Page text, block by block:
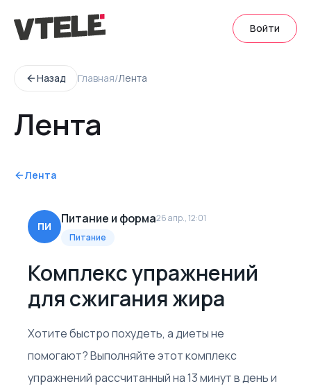
Войти
Назад Главная/Лента
Лента
Лента
ПИ
Питание и форма26 апр., 12:01
Питание
Комплекс упражнений
для сжигания жира
Хотите быстро похудеть, а диеты не
помогают? Выполняйте этот комплекс
упражнений рассчитанный на 13 минут в день и